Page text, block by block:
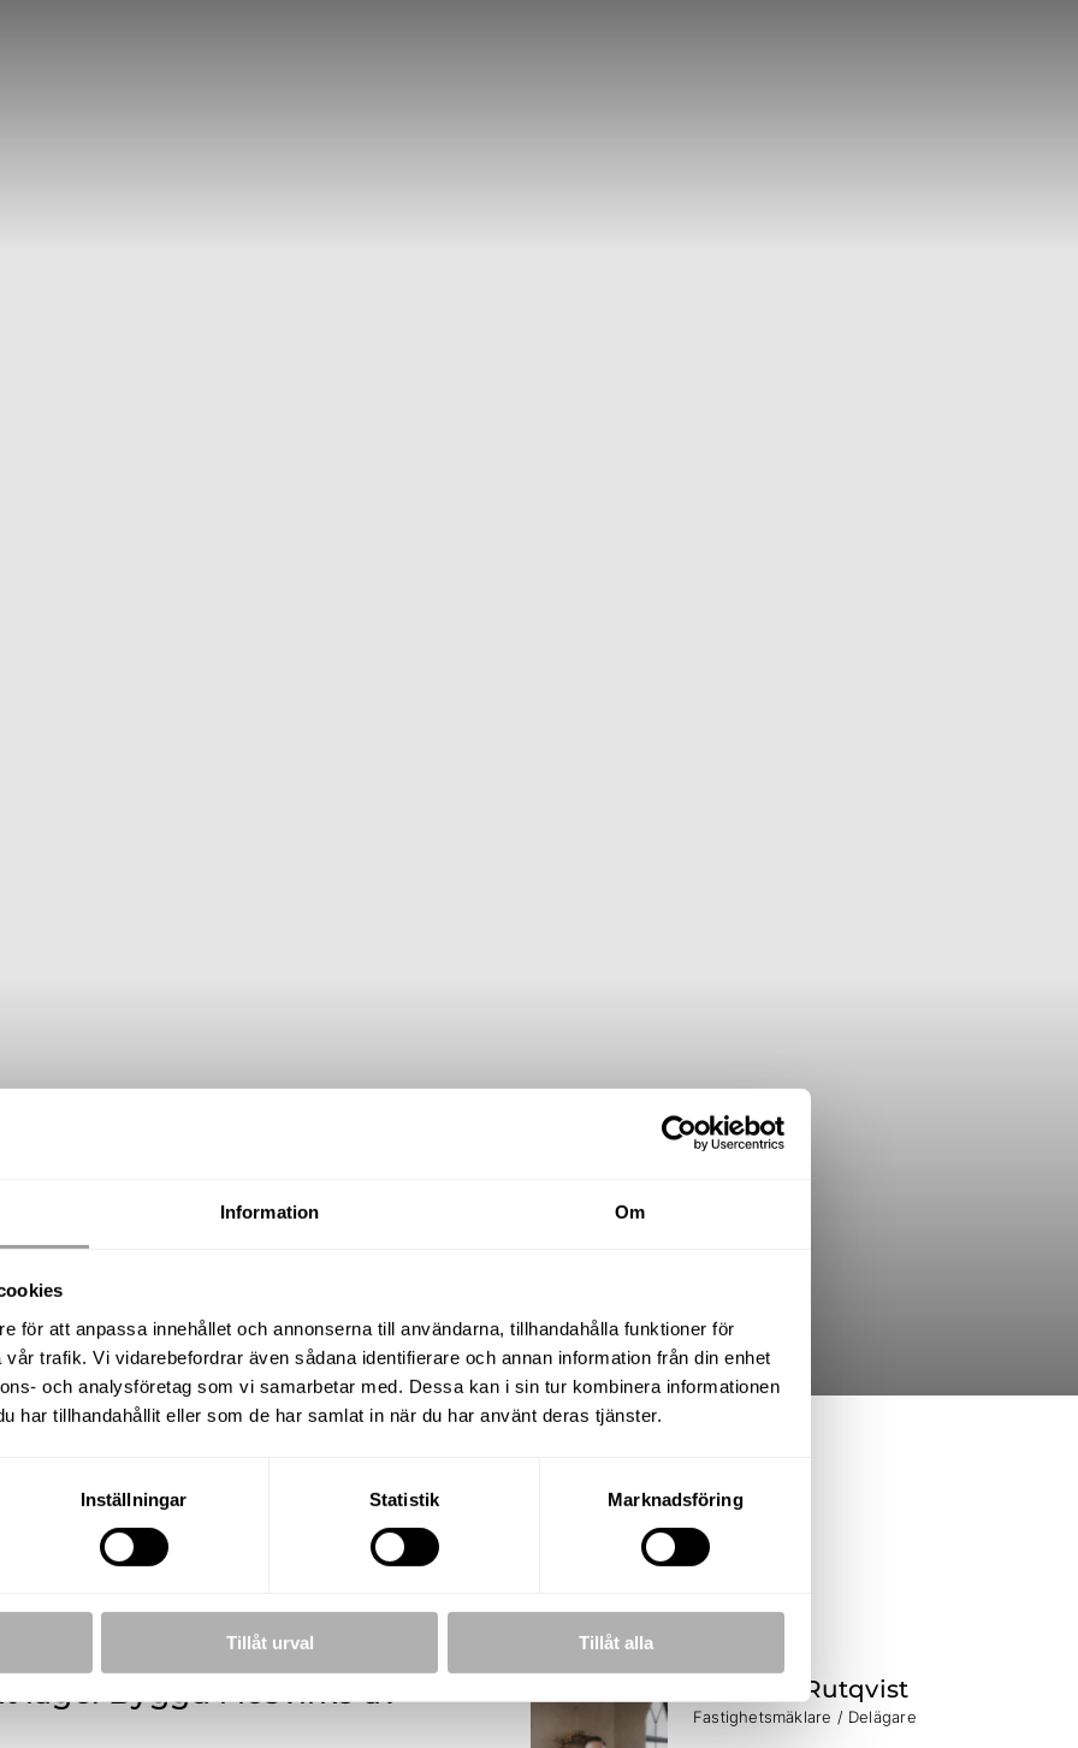
Information Om
för att anpassa innehållet och annonserna till användarna, tillhandahålla funktioner för
trafik. Vi vidarebefordrar även sådana identifierare och annan information från din enhet
och analysföretag som vi samarbetar med. Dessa kan i sin tur kombinera informationen
har tillhandahållit eller som de har samlat in när du har använt deras tjänster.
Inställningar Statistik Marknadsföring
Tillåt urval Tillåt alla
Albatrossgatan 16, Lanna
UPPLÅTELSEFORM
Friköpt
läge! Byggd i lösvirke av
Andreas Rutqvist
Fastighetsmäklare / Delägare